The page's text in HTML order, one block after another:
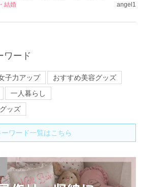
結婚 angel1
ワード
子力アップ
おすすめ美容グッズ
一人暮らし
ッズ
ーワード一覧はこちら